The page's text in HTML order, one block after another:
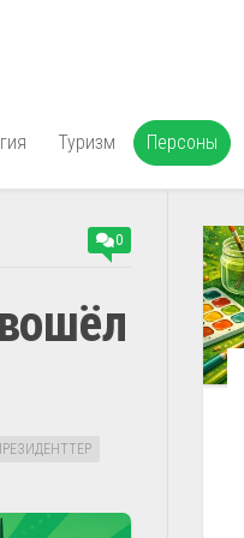
Туризм Персоны
0